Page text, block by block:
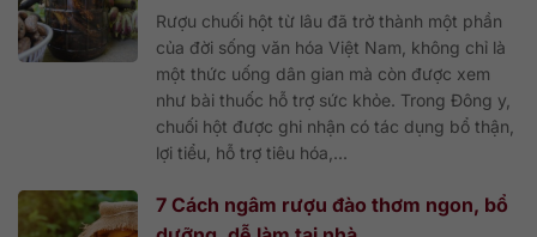
Rượu chuối hột từ lâu đã trở thành một phần
của đời sống văn hóa Việt Nam, không chỉ là
một thức uống dân gian mà còn được xem
như bài thuốc hỗ trợ sức khỏe. Trong Đông y,
chuối hột được ghi nhận có tác dụng bổ thận,
lợi tiểu, hỗ trợ tiêu hóa,...
7 Cách ngâm rượu đào thơm ngon, bổ